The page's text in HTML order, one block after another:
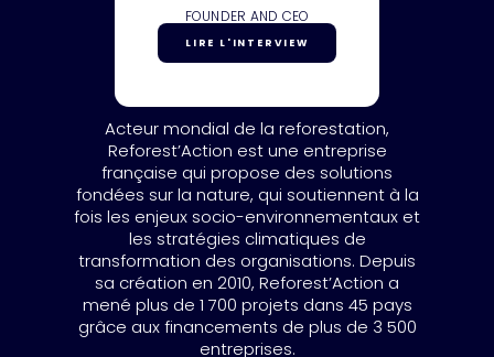
FOUNDER AND CEO
LIRE L'INTERVIEW
Acteur mondial de la reforestation,
Reforest’Action est une entreprise
française qui propose des solutions
fondées sur la nature, qui soutiennent à la
fois les enjeux socio-environnementaux et
les stratégies climatiques de
transformation des organisations. Depuis
sa création en 2010, Reforest’Action a
mené plus de 1 700 projets dans 45 pays
grâce aux financements de plus de 3 500
entreprises.